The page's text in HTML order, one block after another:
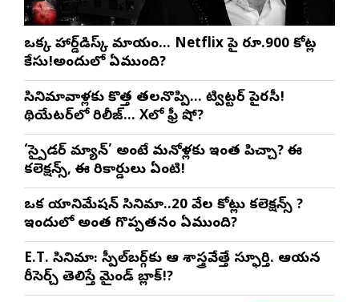
ఒక్క హార్డ్‌డిస్క్ మాయం… Netflix పై రూ.900 కోట్ల
కేసు!అందులో ఏముంది?
సినిమావాళ్లకు కొత్త తలనొప్పి… ట్విట్టర్ పైరసీ!
థియేటర్‌లో రిలీజ్… Xలో ఫ్రీ షో?
‘స్పైడర్ మ్యాన్’ అంటే మనోళ్లకు ఇంత పిచ్చా? ఈ
కలెక్షన్స్, ఈ రికార్డులు ఏంటి!
ఒక యానిమేషన్ సినిమా..20 వేల కోట్లు కలెక్షన్స్ ?
ఇందులో అంత గొప్పతనం ఏముంది?
E.T. సినిమా: స్పీల్‌బర్గ్‌కు ఆ శాస్త్రవేత్తే స్ఫూర్తి. ఆయన
రీసెర్చ్ తెలిస్తే మైండ్ బ్లాక్!?